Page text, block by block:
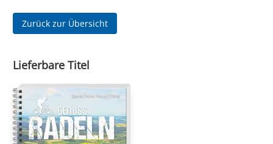
Zurück zur Übersicht
Lieferbare Titel